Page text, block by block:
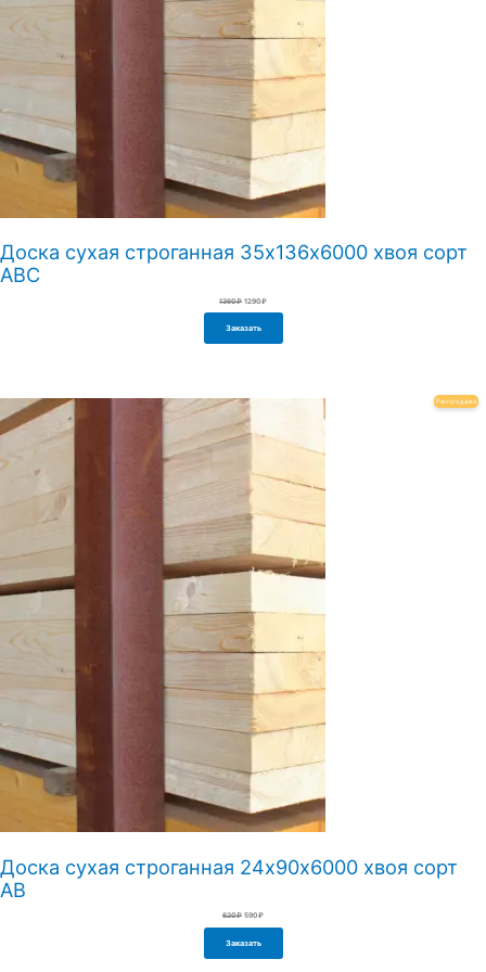
Доска сухая строганная 35х136х6000 хвоя сорт
АВС
1360₽ Первоначальная
составляла
1360₽.
1290₽Текущая
1290₽.
Заказать
Распродажа
Доска сухая строганная 24х90х6000 хвоя сорт
АВ
620₽ Первоначальная
составляла
620₽.
590₽Текущая
590₽.
Заказать